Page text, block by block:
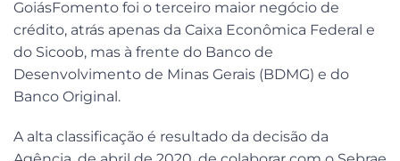
GoiásFomento foi o terceiro maior negócio de
crédito, atrás apenas da Caixa Econômica Federal e
do Sicoob, mas à frente do Banco de
Desenvolvimento de Minas Gerais (BDMG) e do
Banco Original.
A alta classificação é resultado da decisão da